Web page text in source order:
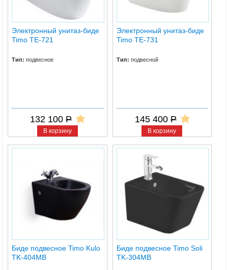
Электронный унитаз-биде
Timo ТЕ-721
Тип: подвесное
132 100Р
В корзину
Электронный унитаз-биде
Timo ТЕ-731
Тип: подвесной
145 400Р
В корзину
Биде подвесное Timo Kulo
TK-404MB
Биде подвесное Timo Soli
TK-304MB